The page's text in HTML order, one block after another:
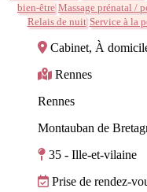
bien-être Massage prénatal /
Relais de nuit Service à la
Cabinet, À
Rennes
Rennes
Montauban de
35 - Ille-et-vilaine
Prise de rendez-